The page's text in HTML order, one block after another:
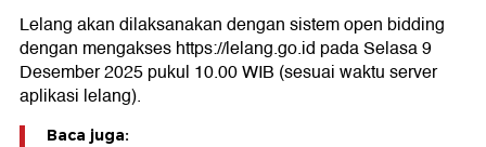
Lelang akan dilaksanakan dengan sistem open bidding
dengan mengakses https://lelang.go.id pada Selasa 9
Desember 2025 pukul 10.00 WIB (sesuai waktu server
aplikasi lelang).
Baca juga: